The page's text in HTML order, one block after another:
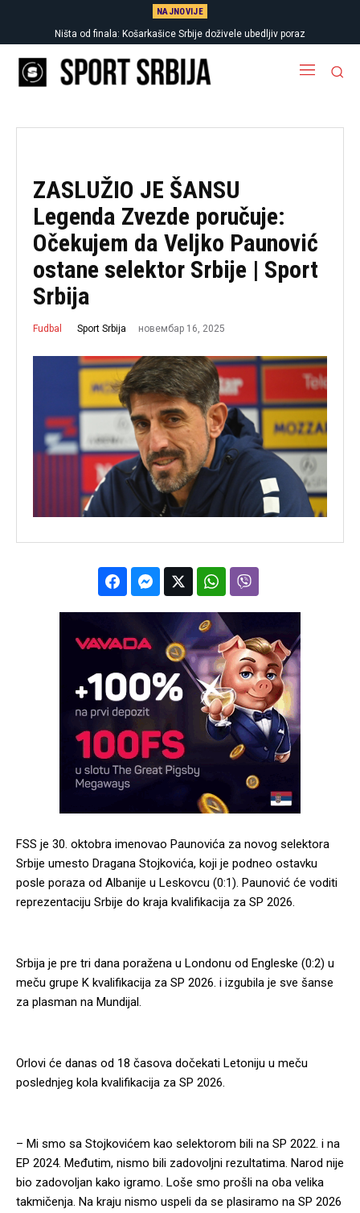
NAJNOVIJE
Ništa od finala: Košarkašice Srbije doživele ubedljiv poraz
ZASLUŽIO JE ŠANSU
Legenda Zvezde poručuje:
Očekujem da Veljko Paunović
ostane selektor Srbije | Sport
Srbija
Fudbal Sport Srbija новембар 16, 2025
FSS je 30. oktobra imenovao Paunovića za novog selektora
Srbije umesto Dragana Stojkovića, koji je podneo ostavku
posle poraza od Albanije u Leskovcu (0:1). Paunović će voditi
reprezentaciju Srbije do kraja kvalifikacija za SP 2026.
Srbija je pre tri dana poražena u Londonu od Engleske (0:2) u
meču grupe K kvalifikacija za SP 2026. i izgubila je sve šanse
za plasman na Mundijal.
Orlovi će danas od 18 časova dočekati Letoniju u meču
poslednjeg kola kvalifikacija za SP 2026.
– Mi smo sa Stojkovićem kao selektorom bili na SP 2022. i na
EP 2024. Međutim, nismo bili zadovoljni rezultatima. Narod nije
bio zadovoljan kako igramo. Loše smo prošli na oba velika
takmičenja. Na kraju nismo uspeli da se plasiramo na SP 2026